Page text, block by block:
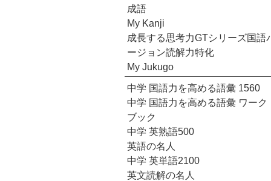
成語
My Kanji
成長する思考力GTシリーズ国語
ージョン読解力特化
My Jukugo
中学 国語力を高める語彙 1560
中学 国語力を高める語彙 ワーク
ブック
中学 英熟語500
英語の名人
中学 英単語2100
英文読解の名人